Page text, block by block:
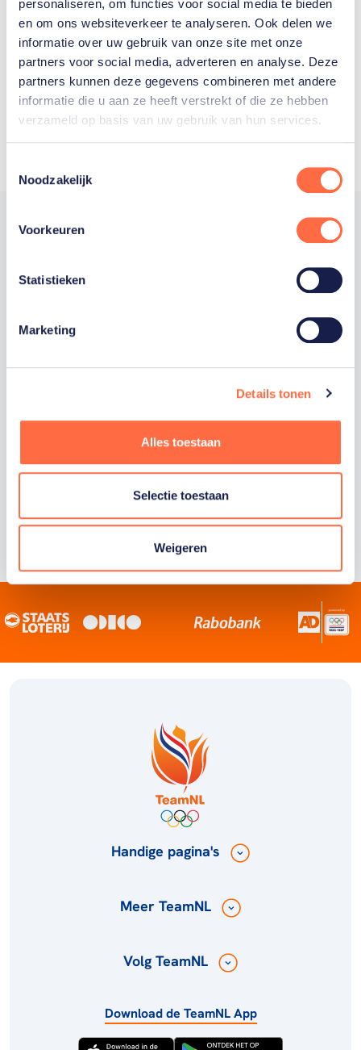
personaliseren, om functies voor social media te bieden
en om ons websiteverkeer te analyseren. Ook delen we
informatie over uw gebruik van onze site met onze
partners voor social media, adverteren en analyse. Deze
partners kunnen deze gegevens combineren met andere
informatie die u aan ze heeft verstrekt of die ze hebben
verzameld op basis van uw gebruik van hun services.
Noodzakelijk
Voorkeuren
Statistieken
Marketing
Details tonen
Alles toestaan
Selectie toestaan
Weigeren
Welke Nederlanders hebben er
ooit meegedaan aan de
Olympische Spelen?
Trotse hoofdsponsor
Staatsloterij is trotse hoofdsponsor van
sportiefste land van de wereld maken.
Handige pagina's
Meer TeamNL
Volg TeamNL
Download de TeamNL App